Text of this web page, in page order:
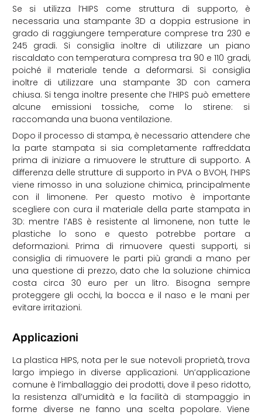
Se si utilizza l’HIPS come struttura di supporto, è
necessaria una stampante 3D a doppia estrusione in
grado di raggiungere temperature comprese tra 230 e
245 gradi. Si consiglia inoltre di utilizzare un piano
riscaldato con temperatura compresa tra 90 e 110 gradi,
poiché il materiale tende a deformarsi. Si consiglia
inoltre di utilizzare una stampante 3D con camera
chiusa. Si tenga inoltre presente che l’HIPS può emettere
alcune emissioni tossiche, come lo stirene: si
raccomanda una buona ventilazione.
Dopo il processo di stampa, è necessario attendere che
la parte stampata si sia completamente raffreddata
prima di iniziare a rimuovere le strutture di supporto. A
differenza delle strutture di supporto in PVA o BVOH, l’HIPS
viene rimosso in una soluzione chimica, principalmente
con il limonene. Per questo motivo è importante
scegliere con cura il materiale della parte stampata in
3D: mentre l’ABS è resistente al limonene, non tutte le
plastiche lo sono e questo potrebbe portare a
deformazioni. Prima di rimuovere questi supporti, si
consiglia di rimuovere le parti più grandi a mano per
una questione di prezzo, dato che la soluzione chimica
costa circa 30 euro per un litro. Bisogna sempre
proteggere gli occhi, la bocca e il naso e le mani per
evitare irritazioni.
Applicazioni
La plastica HIPS, nota per le sue notevoli proprietà, trova
largo impiego in diverse applicazioni. Un’applicazione
comune è l’imballaggio dei prodotti, dove il peso ridotto,
la resistenza all’umidità e la facilità di stampaggio in
forme diverse ne fanno una scelta popolare. Viene